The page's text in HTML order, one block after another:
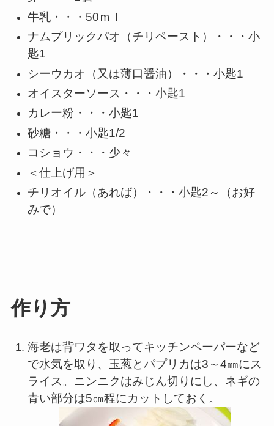
牛乳・・・50ｍｌ
ナムプリックパオ（チリペースト）・・・小
匙1
シーウカオ（又は薄口醤油）・・・小匙1
オイスターソース・・・小匙1
カレー粉・・・小匙1
砂糖・・・小匙1/2
コショウ・・・少々
＜仕上げ用＞
チリオイル（あれば）・・・小匙2～（お好
みで）
作り方
海老は背ワタを取ってキッチンペーパーなど
で水気を取り、玉葱とパプリカは3～4㎜にス
ライス。ニンニクはみじん切りにし、ネギの
青い部分は5㎝程にカットしておく。